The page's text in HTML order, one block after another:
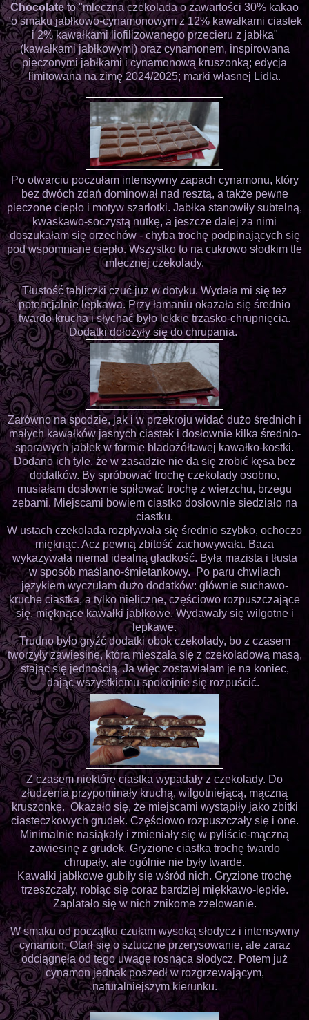
Chocolateto "mleczna czekolada o zawartości 30% kakao
"o smaku jabłkowo-cynamonowym z 12% kawałkami ciastek
i 2% kawałkami liofilizowanego przecieru z jabłka"
(kawałkami jabłkowymi) oraz cynamonem, inspirowana
pieczonymi jabłkami i cynamonową kruszonką; edycja
limitowana na zimę 2024/2025; marki własnej Lidla.
Po otwarciu poczułam intensywny zapach cynamonu, który
bez dwóch zdań dominował nad resztą, a także pewne
pieczone ciepło i motyw szarlotki. Jabłka stanowiły subtelną,
kwaskawo-soczystą nutkę, a jeszcze dalej za nimi
doszukałam się orzechów - chyba trochę podpinających się
pod wspomniane ciepło. Wszystko to na cukrowo słodkim tle
mlecznej czekolady.
Tłustość tabliczki czuć już w dotyku. Wydała mi się też
potencjalnie lepkawa. Przy łamaniu okazała się średnio
twardo-krucha i słychać było lekkie trzasko-chrupnięcia.
Dodatki dołożyły się do chrupania.
Zarówno na spodzie, jak i w przekroju widać dużo średnich i
małych kawałków jasnych ciastek i dosłownie kilka średnio-
sporawych jabłek w formie bladożółtawej kawałko-kostki.
Dodano ich tyle, że w zasadzie nie da się zrobić kęsa bez
dodatków. By spróbować trochę czekolady osobno,
musiałam dosłownie spiłować trochę z wierzchu, brzegu
zębami. Miejscami bowiem ciastko dosłownie siedziało na
ciastku.
W ustach czekolada rozpływała się średnio szybko, ochoczo
mięknąc. Acz pewną zbitość zachowywała. Baza
wykazywała niemal idealną gładkość. Była mazista i tłusta
w sposób maślano-śmietankowy. Po paru chwilach
językiem wyczułam dużo dodatków: głównie suchawo-
kruche ciastka, a tylko nieliczne, częściowo rozpuszczające
się, mięknące kawałki jabłkowe. Wydawały się wilgotne i
lepkawe.
Trudno było gryźć dodatki obok czekolady, bo z czasem
tworzyły zawiesinę, która mieszała się z czekoladową masą,
stając się jednością. Ja więc zostawiałam je na koniec,
dając wszystkiemu spokojnie się rozpuścić.
Z czasem niektóre ciastka wypadały z czekolady. Do
złudzenia przypominały kruchą, wilgotniejącą, mączną
kruszonkę. Okazało się, że miejscami wystąpiły jako zbitki
ciasteczkowych grudek. Częściowo rozpuszczały się i one.
Minimalnie nasiąkały i zmieniały się w pyliście-mączną
zawiesinę z grudek. Gryzione ciastka trochę twardo
chrupały, ale ogólnie nie były twarde.
Kawałki jabłkowe gubiły się wśród nich. Gryzione trochę
trzeszczały, robiąc się coraz bardziej miękkawo-lepkie.
Zaplatało się w nich znikome zżelowanie.
W smaku od początku czułam wysoką słodycz i intensywny
cynamon. Otarł się o sztuczne przerysowanie, ale zaraz
odciągnęła od tego uwagę rosnąca słodycz. Potem już
cynamon jednak poszedł w rozgrzewającym,
naturalniejszym kierunku.